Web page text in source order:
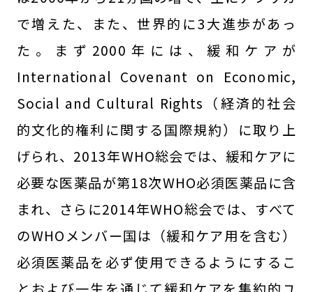
で増えた、また、世界的に3大進歩があっ
た。まず2000年には、緩和ケアが
International Covenant on Economic,
Social and Cultural Rights（経済的社会
的文化的権利に関する国際規約）に取り上
げられ、2013年WHO総会では、緩和ケアに
必要な医薬品が第18次WHO必須医薬品に含
まれ、さらに2014年WHO総会では、すべて
のWHOメンバー国は（緩和ケア用を含む）
必須医薬品を必ず使用できるようにするこ